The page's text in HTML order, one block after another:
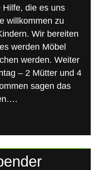
die es uns
willkommen zu
Wir bereiten
werden Möbel
werden. Weiter
– 2 Mütter und 4
sagen das